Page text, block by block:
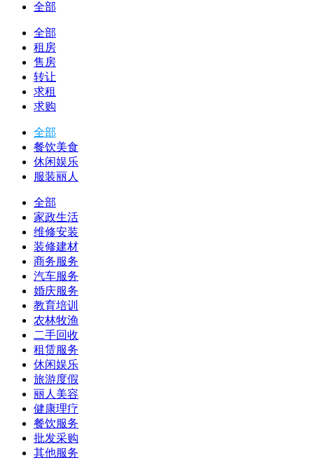
全部
全部
租房
售房
转让
求租
求购
全部
餐饮美食
休闲娱乐
服装丽人
全部
家政生活
维修安装
装修建材
商务服务
汽车服务
婚庆服务
教育培训
农林牧渔
二手回收
租赁服务
休闲娱乐
旅游度假
丽人美容
健康理疗
餐饮服务
批发采购
其他服务